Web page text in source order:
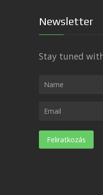
Newsletter
Stay tuned